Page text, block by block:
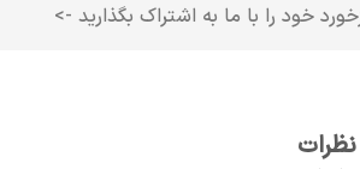
خود را با ما به اشتراک بگذارید ->